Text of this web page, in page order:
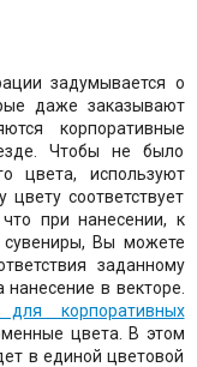
задумывается о
даже заказывают
корпоративные
Чтобы не было
цвета, используют
соответствует
при нанесении, к
Вы можете
заданному
в векторе.
для корпоративных
цвета. В этом
в единой цветовой